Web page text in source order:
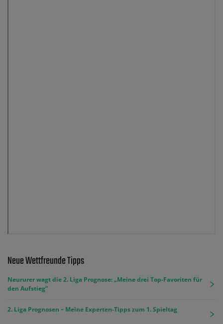
Neue Wettfreunde Tipps
Neururer wagt die 2. Liga Prognose: „Meine drei Top-Favoriten für
den Aufstieg“
2. Liga Prognosen – Meine Experten-Tipps zum 1. Spieltag